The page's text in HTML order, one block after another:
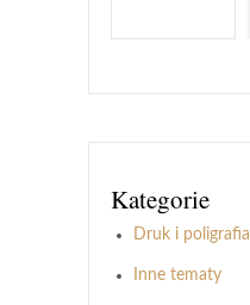
Kategorie
Druk i poligrafia
Inne tematy